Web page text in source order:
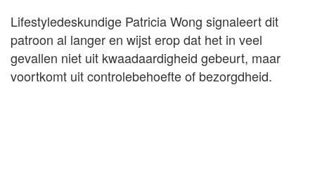
Lifestyledeskundige Patricia Wong signaleert dit
patroon al langer en wijst erop dat het in veel
gevallen niet uit kwaadaardigheid gebeurt, maar
voortkomt uit controlebehoefte of bezorgdheid.